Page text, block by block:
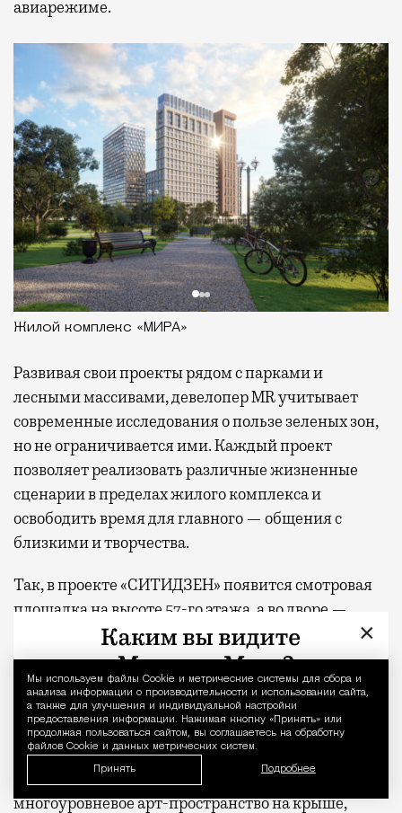
Уведомление
Мы используем файлы Сookie и метрические системы для сбора и
анализа информации о производительности и использовании сайта,
а также для улучшения и индивидуальной настройки
предоставления информации. Нажимая кнопку «Принять» или
продолжая пользоваться сайтом, вы соглашаетесь на обработку
файлов Cookie и данных метрических систем.
Принять Подробнее
авиарежиме.
Жилой комплекс «МИРА»
Развиваясвои проекты рядом с парками и
лесными массивами, девелопер MR учитывает
современные исследования о пользе зеленых зон,
но не ограничивается ими. Каждый проект
позволяет реализовать различные жизненные
сценарии в пределах жилого комплекса и
освободить время для главного — общения с
близкими и творчества.
Так, в проекте «СИТИДЗЕН» появится смотровая
площадка на высоте 57-го этажа, а во дворе —
крытые и открытые пространства для общения и
игровой партер с амфитеатром, где можно
отдыхать на ступеньках многочисленных
лестниц, на пуфах и в сетчатых гамаках. В жилом
комплексе «МИРА» — двухуровневое лобби с
выходом в парк, фитнес-студией и всесезонной
чайной верандой во дворе. В «С5» —
многоуровневое арт-пространство на крыше,
×